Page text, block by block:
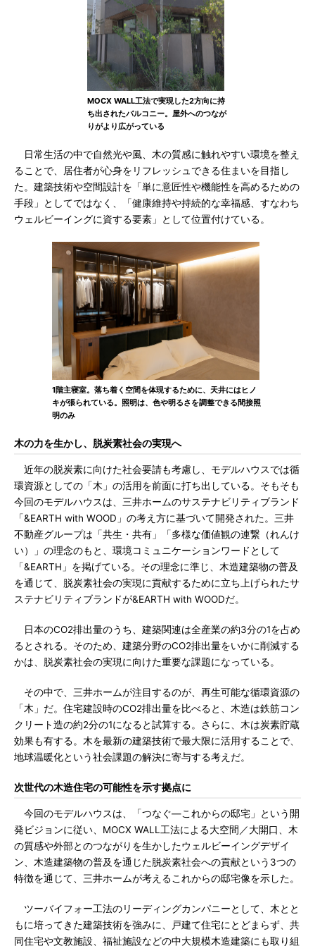
MOCX WALL工法で実現した2方向に持
ち出されたバルコニー。屋外へのつなが
りがより広がっている
日常生活の中で自然光や風、木の質感に触れやすい環境を整え
ることで、居住者が心身をリフレッシュできる住まいを目指し
た。建築技術や空間設計を「単に意匠性や機能性を高めるための
手段」としてではなく、「健康維持や持続的な幸福感、すなわち
ウェルビーイングに資する要素」として位置付けている。
1階主寝室。落ち着く空間を体現するために、天井にはヒノ
キが張られている。照明は、色や明るさを調整できる間接照
明のみ
木の力を生かし、脱炭素社会の実現へ
近年の脱炭素に向けた社会要請も考慮し、モデルハウスでは循
環資源としての「木」の活用を前面に打ち出している。そもそも
今回のモデルハウスは、三井ホームのサステナビリティブランド
「&EARTH with WOOD」の考え方に基づいて開発された。三井
不動産グループは「共生・共有」「多様な価値観の連繋（れんけ
い）」の理念のもと、環境コミュニケーションワードとして
「&EARTH」を掲げている。その理念に準じ、木造建築物の普及
を通じて、脱炭素社会の実現に貢献するために立ち上げられたサ
ステナビリティブランドが&EARTH with WOODだ。
日本のCO2排出量のうち、建築関連は全産業の約3分の1を占め
るとされる。そのため、建築分野のCO2排出量をいかに削減する
かは、脱炭素社会の実現に向けた重要な課題になっている。
その中で、三井ホームが注目するのが、再生可能な循環資源の
「木」だ。住宅建設時のCO2排出量を比べると、木造は鉄筋コン
クリート造の約2分の1になると試算する。さらに、木は炭素貯蔵
効果も有する。木を最新の建築技術で最大限に活用することで、
地球温暖化という社会課題の解決に寄与する考えだ。
次世代の木造住宅の可能性を示す拠点に
今回のモデルハウスは、「つなぐ―これからの邸宅」という開
発ビジョンに従い、MOCX WALL工法による大空間／大開口、木
の質感や外部とのつながりを生かしたウェルビーイングデザイ
ン、木造建築物の普及を通じた脱炭素社会への貢献という3つの
特徴を通じて、三井ホームが考えるこれからの邸宅像を示した。
ツーバイフォー工法のリーディングカンパニーとして、木とと
もに培ってきた建築技術を強みに、戸建て住宅にとどまらず、共
同住宅や文教施設、福祉施設などの中大規模木造建築にも取り組